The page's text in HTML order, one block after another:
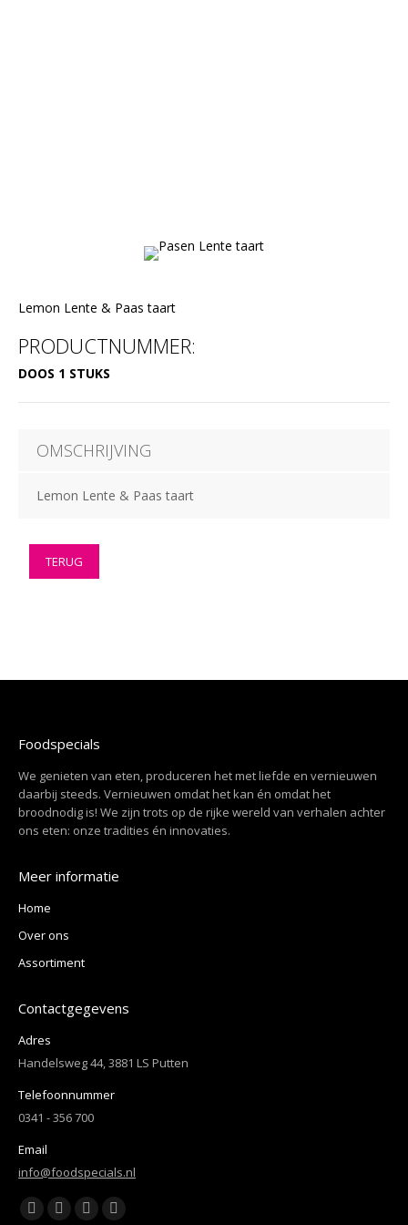
Lemon Lente & Paas taart
PRODUCTNUMMER:
DOOS 1 STUKS
OMSCHRIJVING
Lemon Lente & Paas taart
TERUG
Foodspecials
We genieten van eten, produceren het met liefde en vernieuwen
daarbij steeds. Vernieuwen omdat het kan én omdat het
broodnodig is! We zijn trots op de rijke wereld van verhalen achter
ons eten: onze tradities én innovaties.
Meer informatie
Home
Over ons
Assortiment
Contactgegevens
Adres
Handelsweg 44, 3881 LS Putten
Telefoonnummer
0341 - 356 700
Email
info@foodspecials.nl
Vind ons op:
FacebookYouTube
LinkedinInstagram